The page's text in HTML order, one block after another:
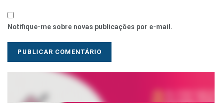
Notifique-me sobre novas publicações por e-mail.